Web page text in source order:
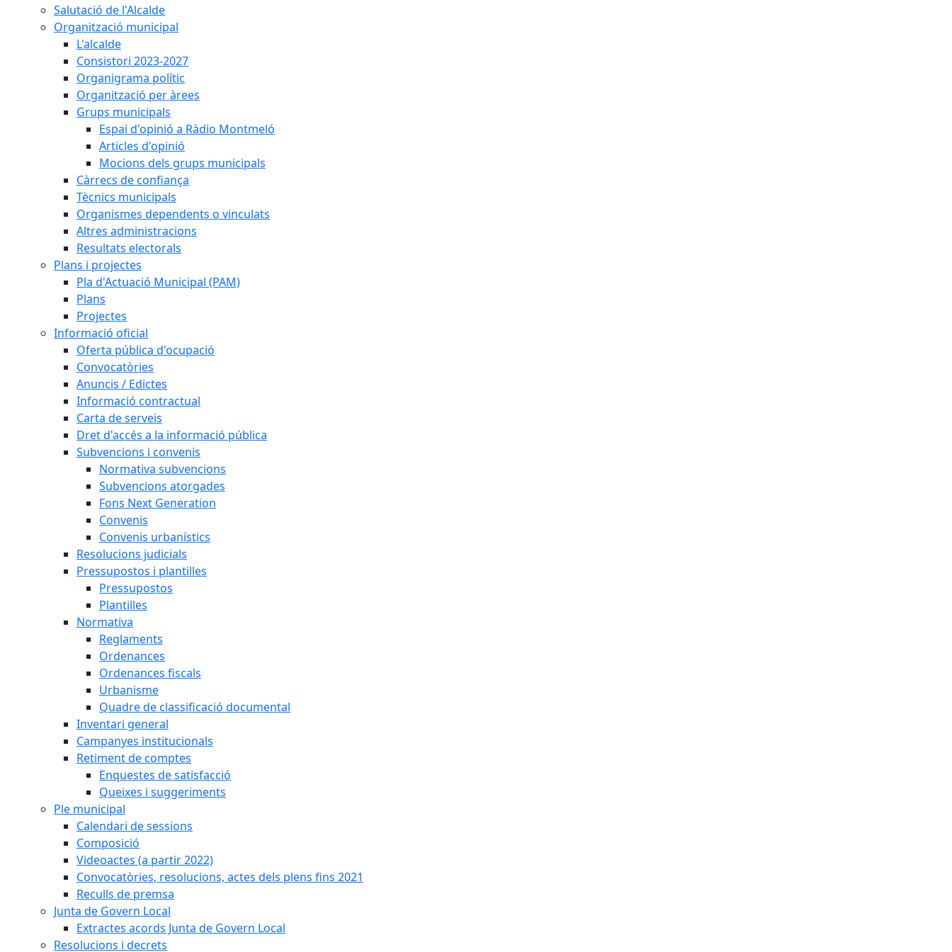
Salutació de l'Alcalde
Organització municipal
L'alcalde
Consistori 2023-2027
Organigrama polític
Organització per àrees
Grups municipals
Espai d'opinió a Ràdio Montmeló
Articles d'opinió
Mocions dels grups municipals
Càrrecs de confiança
Tècnics municipals
Organismes dependents o vinculats
Altres administracions
Resultats electorals
Plans i projectes
Pla d'Actuació Municipal (PAM)
Plans
Projectes
Informació oficial
Oferta pública d'ocupació
Convocatòries
Anuncis / Edictes
Informació contractual
Carta de serveis
Dret d'accés a la informació pública
Subvencions i convenis
Normativa subvencions
Subvencions atorgades
Fons Next Generation
Convenis
Convenis urbanístics
Resolucions judicials
Pressupostos i plantilles
Pressupostos
Plantilles
Normativa
Reglaments
Ordenances
Ordenances fiscals
Urbanisme
Quadre de classificació documental
Inventari general
Campanyes institucionals
Retiment de comptes
Enquestes de satisfacció
Queixes i suggeriments
Ple municipal
Calendari de sessions
Composició
Videoactes (a partir 2022)
Convocatòries, resolucions, actes dels plens fins 2021
Reculls de premsa
Junta de Govern Local
Extractes acords Junta de Govern Local
Resolucions i decrets